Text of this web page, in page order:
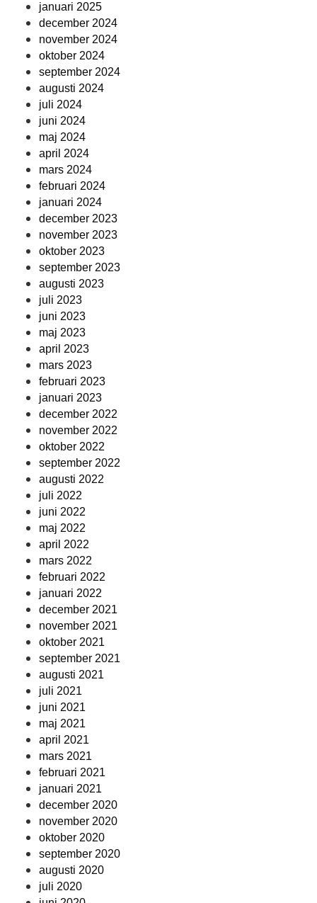
januari 2025
december 2024
november 2024
oktober 2024
september 2024
augusti 2024
juli 2024
juni 2024
maj 2024
april 2024
mars 2024
februari 2024
januari 2024
december 2023
november 2023
oktober 2023
september 2023
augusti 2023
juli 2023
juni 2023
maj 2023
april 2023
mars 2023
februari 2023
januari 2023
december 2022
november 2022
oktober 2022
september 2022
augusti 2022
juli 2022
juni 2022
maj 2022
april 2022
mars 2022
februari 2022
januari 2022
december 2021
november 2021
oktober 2021
september 2021
augusti 2021
juli 2021
juni 2021
maj 2021
april 2021
mars 2021
februari 2021
januari 2021
december 2020
november 2020
oktober 2020
september 2020
augusti 2020
juli 2020